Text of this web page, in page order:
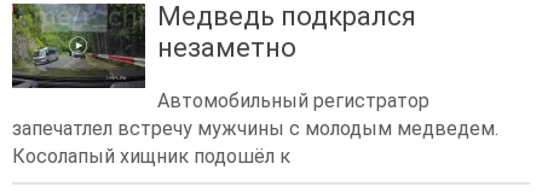
Медведь подкрался
незаметно
Автомобильный регистратор
запечатлел встречу мужчины с молодым медведем.
Косолапый хищник подошёл к